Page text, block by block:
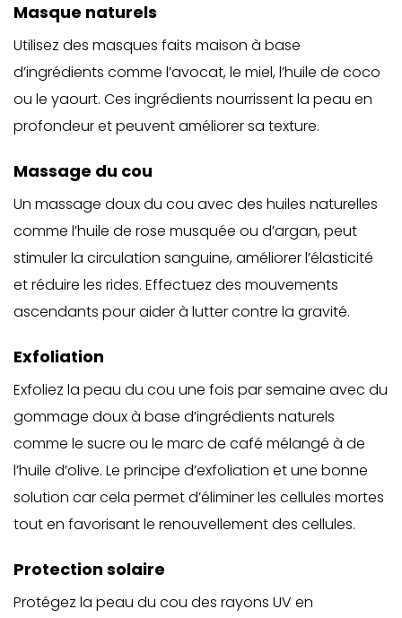
Masque naturels
Utilisez des masques faits maison à base
d’ingrédients comme l’avocat, le miel, l’huile de coco
ou le yaourt. Ces ingrédients nourrissent la peau en
profondeur et peuvent améliorer sa texture.
Massage du cou
Un massage doux du cou avec des huiles naturelles
comme l’huile de rose musquée ou d’argan, peut
stimuler la circulation sanguine, améliorer l’élasticité
et réduire les rides. Effectuez des mouvements
ascendants pour aider à lutter contre la gravité.
Exfoliation
Exfoliez la peau du cou une fois par semaine avec du
gommage doux à base d’ingrédients naturels
comme le sucre ou le marc de café mélangé à de
l’huile d’olive. Le principe d’exfoliation et une bonne
solution car cela permet d’éliminer les cellules mortes
tout en favorisant le renouvellement des cellules.
Protection solaire
Protégez la peau du cou des rayons UV en